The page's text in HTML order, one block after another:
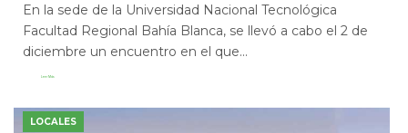
En la sede de la Universidad Nacional Tecnológica
Facultad Regional Bahía Blanca, se llevó a cabo el 2 de
diciembre un encuentro en el que...
Leer Más
LOCALES